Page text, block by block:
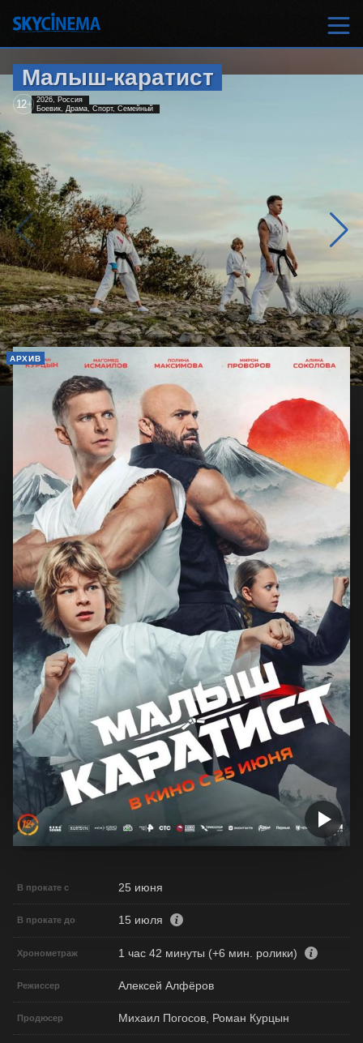
Малыш-каратист
12+ 2026, Россия
Боевик, Драма, Спорт, Семейный
АРХИВ
В прокате с 25 июня
В прокате до 15 июля
Хронометраж 1 час 42 минуты (+6 мин. ролики)
Режиссер Алексей Алфёров
Продюсер Михаил Погосов, Роман Курцын